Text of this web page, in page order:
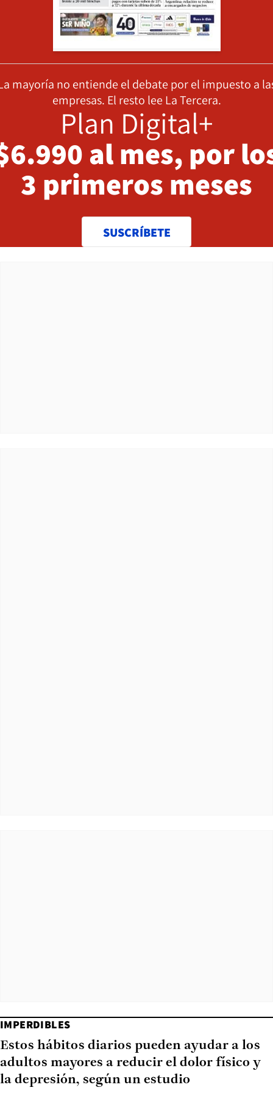
mayoría no entiende el debate por el impuesto a
empresas. El resto lee La Tercera.
Plan Digital+
al mes, por
3 primeros meses
SUSCRÍBETE
IMPERDIBLES
Estos hábitos diarios pueden ayudar a los
adultos mayores a reducir el dolor físico y
la depresión, según un estudio